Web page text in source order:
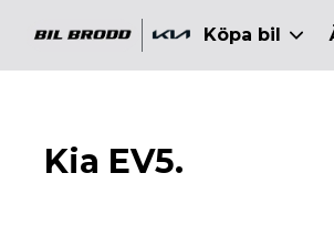
huvudinnehållet Köpa bil
Kia EV5.